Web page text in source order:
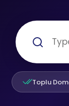
Toplu